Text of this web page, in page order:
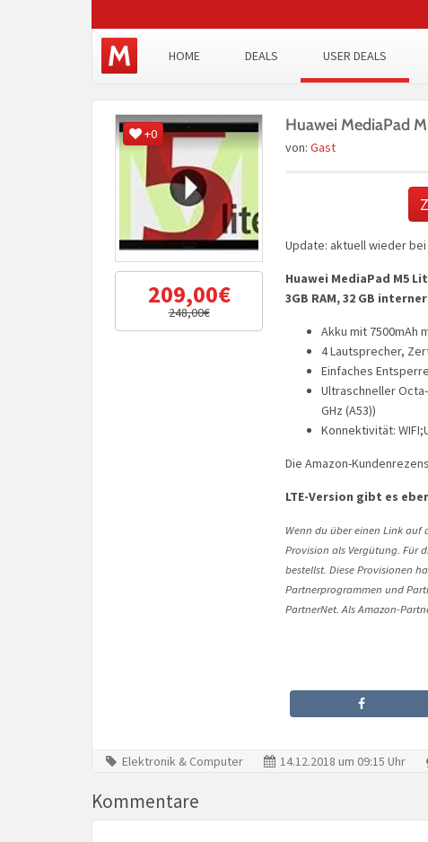
HOME DEALS USER DEALS
+0
209,00€
248,00€
Huawei MediaPad
von: Gast
Update: aktuell wieder
Huawei MediaPad M5
3GB RAM, 32 GB
Akku mit 7500mAh
4 Lautsprecher,
Einfaches
Ultraschneller Octa-
GHz (A53))
Konnektivität:
Die Amazon-
LTE-Version gibt es
Wenn du über einen Link auf
Provision als Vergütung. Für
bestellst. Diese Provisionen
Partnerprogrammen und
PartnerNet. Als Amazon-
Elektronik & Computer 14.12.2018 um 09:15 Uhr
Kommentare